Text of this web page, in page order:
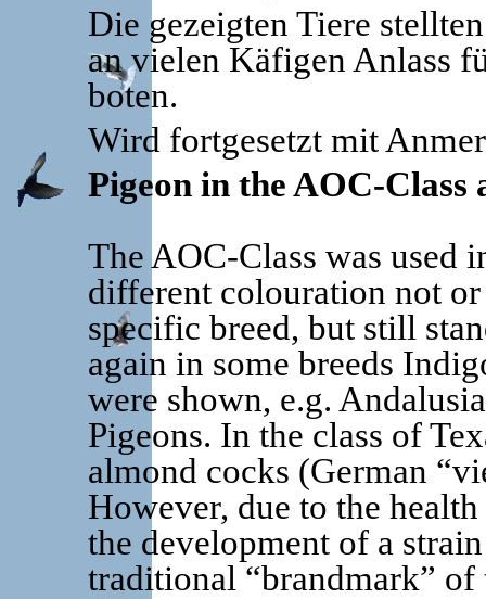
Die gezeigten Tiere
an vielen Käfigen Anlass
boten.
Wird fortgesetzt mit
Pigeon in the AOC-
The AOC-Class was used
different colouration not
specific breed, but still
again in some breeds
were shown, e.g.
Pigeons. In the class of
almond cocks (German
However, due to the
the development of a
traditional “brandmark” of